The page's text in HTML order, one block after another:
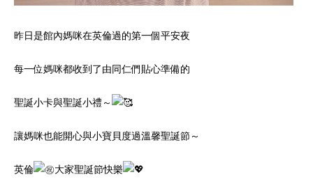
昨日是館內媽咪在英倫過的第一個平安夜
每一位媽咪都收到了由同仁們貼心準備的
聖誕小卡與聖誕小禮～
讓媽咪也能開心與小寶貝度過溫馨聖誕節～
英倫 大家聖誕節快樂